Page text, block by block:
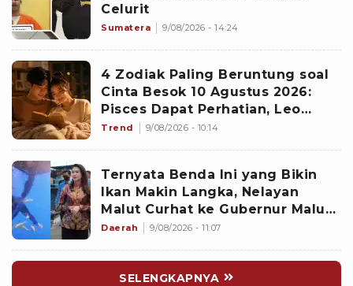
Celurit
Sumatera 9/08/2026 - 14:24
4 Zodiak Paling Beruntung soal
Cinta Besok 10 Agustus 2026:
Pisces Dapat Perhatian, Leo
Makin Dekat dengan Si Dia
Trend 9/08/2026 - 10:14
Ternyata Benda Ini yang Bikin
Ikan Makin Langka, Nelayan
Malut Curhat ke Gubernur Malut
Sherly Tjoanda soal Rumpon
Daerah 9/08/2026 - 11:07
SELENGKAPNYA